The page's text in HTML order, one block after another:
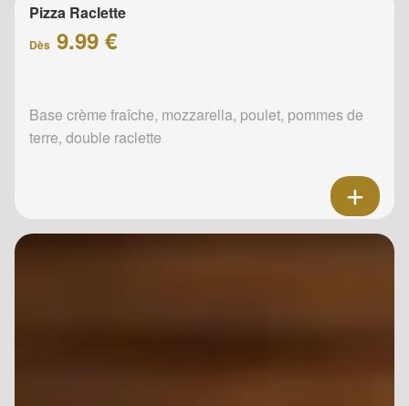
Pizza Raclette
Dès 9.99 €
Base crème fraîche, mozzarella, poulet, pommes de
terre, double raclette